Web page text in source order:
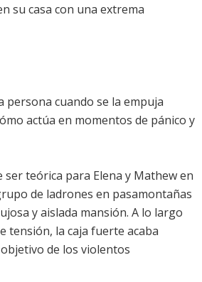
su casa con una extrema
persona cuando se la empuja
actúa en momentos de pánico y
ser teórica para Elena y Mathew en
de ladrones en pasamontañas
y aislada mansión. A lo largo
tensión, la caja fuerte acaba
de los violentos